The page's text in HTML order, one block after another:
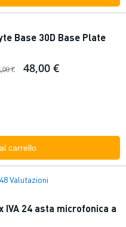
Base 30D Base Plate
€ 48,00 €
carrello
48 Valutazioni
IVA 24 asta microfonica a